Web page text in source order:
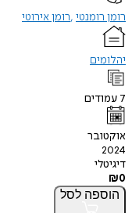
רומן רומנטי רומן אירוטי
יהלומים
7 עמודים
אוקטובר
2024
דיגיטלי
₪0
הוספה לסל